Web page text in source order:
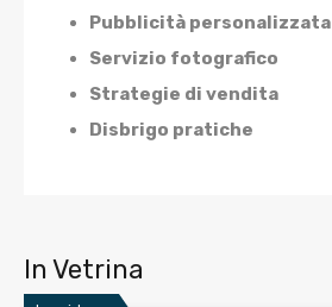
Pubblicità personalizzata
Servizio fotografico
Strategie di vendita
Disbrigo pratiche
In Vetrina